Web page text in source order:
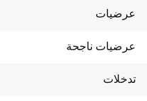
عرضيات
عرضيات ناجحة
تدخلات